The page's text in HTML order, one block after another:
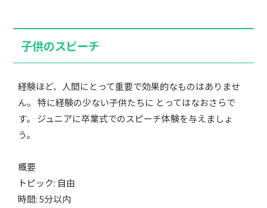
子供のスピーチ
経験ほど、人間にとって重要で効果的なものはありませ
ん。 特に経験の少ない子供たちに とってはなおさらで
す。 ジュニアに卒業式でのスピーチ体験を与えましょ
う。
概要
トピック: 自由
時間: 5分以内